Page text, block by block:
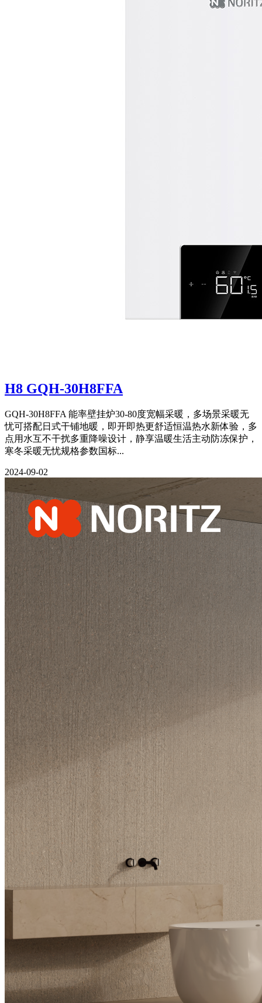
H8 GQH-30H8FFA
GQH-30H8FFA 能率壁挂炉30-80度宽幅采暖，多场景采暖无
忧可搭配日式干铺地暖，即开即热更舒适恒温热水新体验，多
点用水互不干扰多重降噪设计，静享温暖生活主动防冻保护，
寒冬采暖无忧规格参数国标...
2024-09-02